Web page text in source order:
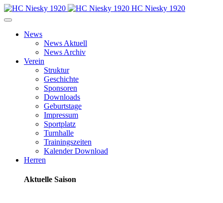
HC Niesky 1920
News
News Aktuell
News Archiv
Verein
Struktur
Geschichte
Sponsoren
Downloads
Geburtstage
Impressum
Sportplatz
Turnhalle
Trainingszeiten
Kalender Download
Herren
Aktuelle Saison